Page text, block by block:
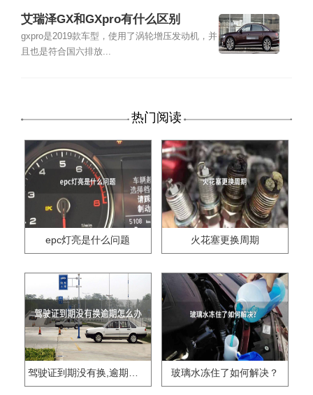
艾瑞泽GX和GXpro有什么区别
gxpro是2019款车型，使用了涡轮增压发动机，并
且也是符合国六排放...
热门阅读
epc灯亮是什么问题 火花塞更换周期
驾驶证到期没有换,逾期怎么办?? 玻璃水冻住了如何解决？